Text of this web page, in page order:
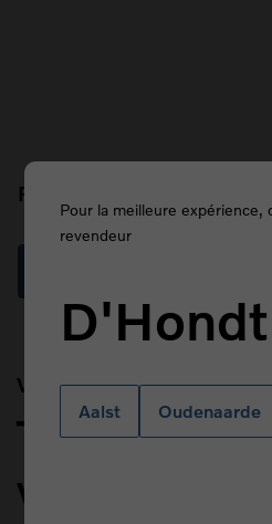
Pour la meilleure expérience,
revendeur
D'Hondt
Aalst Oudenaarde
Prefix
Van Kasteren
Title
Veiligheid